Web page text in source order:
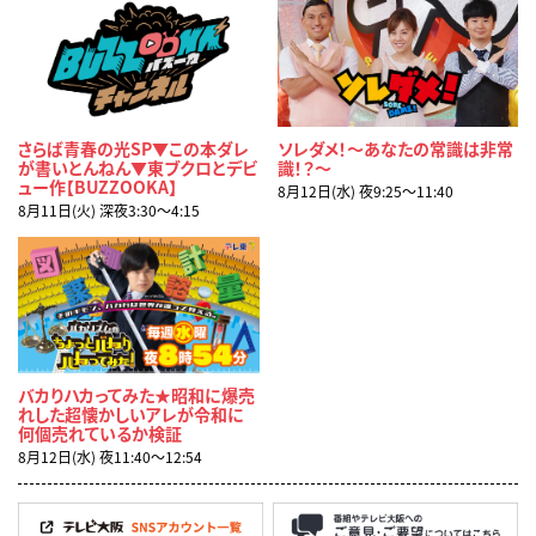
さらば青春の光SP▼この本ダレ
が書いとんねん▼東ブクロとデビ
ュー作【BUZZOOKA】
8月11日(火) 深夜3:30〜4:15
ソレダメ！～あなたの常識は非常
識！？～
8月12日(水) 夜9:25〜11:40
バカりハカってみた★昭和に爆売
れした超懐かしいアレが令和に
何個売れているか検証
8月12日(水) 夜11:40〜12:54